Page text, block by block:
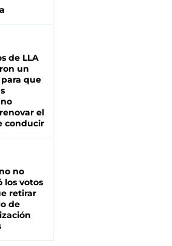
de LLA
un
que
el
conducir
no
los votos
retirar
de